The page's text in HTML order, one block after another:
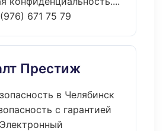
671 75 79
Престиж
в Челябинск
с гарантией